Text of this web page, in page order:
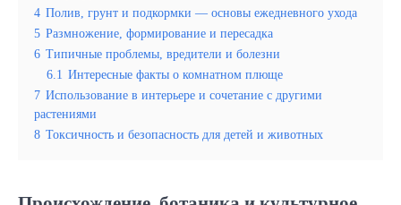
4 Полив, грунт и подкормки — основы ежедневного ухода
5 Размножение, формирование и пересадка
6 Типичные проблемы, вредители и болезни
6.1 Интересные факты о комнатном плюще
7 Использование в интерьере и сочетание с другими
растениями
8 Токсичность и безопасность для детей и животных